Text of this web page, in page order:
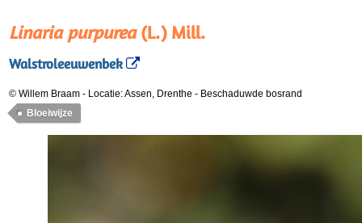
Linaria purpurea(L.) Mill.
Walstroleeuwenbek
© Willem Braam - Locatie: Assen, Drenthe - Beschaduwde bosrand
Bloeiwijze